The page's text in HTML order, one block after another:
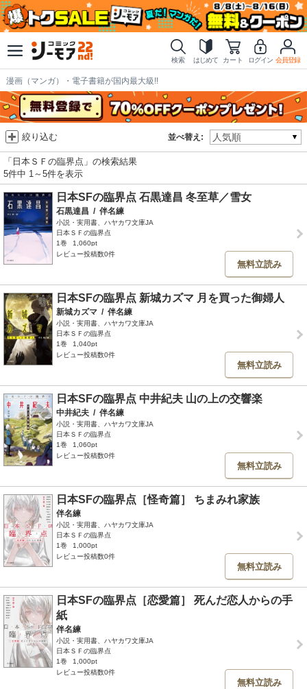
検索 はじめて カート ログイン 会員登録
漫画（マンガ）・電子書籍が国内最大級!!
並べ替え:
絞り込む
「日本ＳＦの臨界点」の検索結果
5件中 1～5件を表示
日本SFの臨界点 石黒達昌 冬至草／雪女
石黒達昌 / 伴名練
小説・実用書、ハヤカワ文庫JA
日本ＳＦの臨界点
1巻
1,060pt
レビュー投稿数0件
無料立読み
日本SFの臨界点 新城カズマ 月を買った御婦人
新城カズマ / 伴名練
小説・実用書、ハヤカワ文庫JA
日本ＳＦの臨界点
1巻
1,040pt
レビュー投稿数0件
無料立読み
日本SFの臨界点 中井紀夫 山の上の交響楽
中井紀夫 / 伴名練
小説・実用書、ハヤカワ文庫JA
日本ＳＦの臨界点
1巻
1,060pt
レビュー投稿数0件
無料立読み
日本SFの臨界点［怪奇篇］ ちまみれ家族
伴名練
小説・実用書、ハヤカワ文庫JA
日本ＳＦの臨界点
1巻
1,000pt
レビュー投稿数0件
無料立読み
日本SFの臨界点［恋愛篇］ 死んだ恋人からの手
紙
伴名練
小説・実用書、ハヤカワ文庫JA
日本ＳＦの臨界点
1巻
1,000pt
レビュー投稿数0件
無料立読み